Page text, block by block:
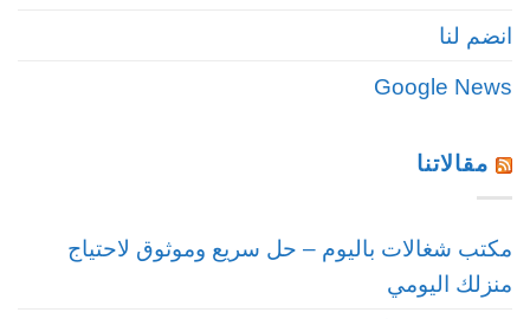
انضم لنا
Google News
مقالاتنا
مكتب شغالات باليوم – حل سريع وموثوق لاحتياج
منزلك اليومي